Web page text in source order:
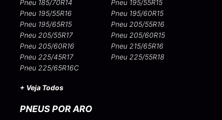
Pneu 185/70R14
Pneu 195/55R15
Pneu 195/55R16
Pneu 195/60R15
Pneu 195/65R15
Pneu 205/55R16
Pneu 205/55R17
Pneu 205/60R15
Pneu 205/60R16
Pneu 215/65R16
Pneu 225/45R17
Pneu 225/55R18
Pneu 225/65R16C
+ Veja Todos
PNEUS POR ARO